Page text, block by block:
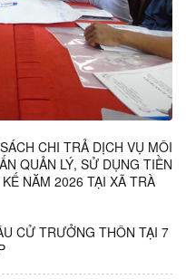
CHI TRẢ DỊCH VỤ MÔI
QUẢN LÝ, SỬ DỤNG TIỀN
NĂM 2026 TẠI XÃ TRÀ
CỬ TRƯỞNG THÔN TẠI 7